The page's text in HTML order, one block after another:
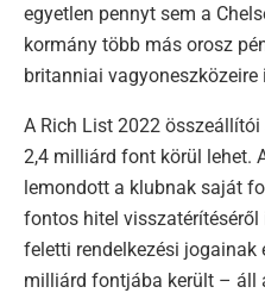
egyetlen pennyt sem a
kormány több más orosz
britanniai
A Rich List 2022
2,4 milliárd font körül lehet.
lemondott a klubnak saját
fontos hitel visszatérítéséről
feletti rendelkezési jogainak
milliárd fontjába került – áll